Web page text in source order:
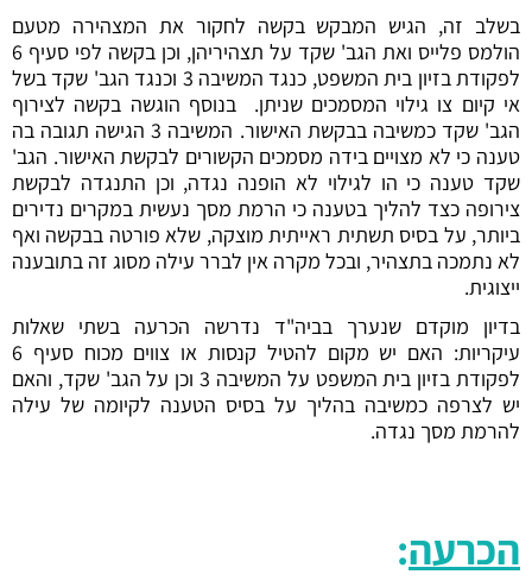
בשלב זה, הגיש המבקש בקשה לחקור את המצהירה מטעם
הולמס פלייס ואת הגב' שקד על תצהיריהן, וכן בקשה לפי סעיף 6
לפקודת בזיון בית המשפט, כנגד המשיבה 3 וכנגד הגב' שקד בשל
אי קיום צו גילוי המסמכים שניתן. בנוסף הוגשה בקשה לצירוף
הגב' שקד כמשיבה בבקשת האישור. המשיבה 3 הגישה תגובה בה
טענה כי לא מצויים בידה מסמכים הקשורים לבקשת האישור. הגב'
שקד טענה כי הו לגילוי לא הופנה נגדה, וכן התנגדה לבקשת
צירופה כצד להליך בטענה כי הרמת מסך נעשית במקרים נדירים
ביותר, על בסיס תשתית ראייתית מוצקה, שלא פורטה בבקשה ואף
לא נתמכה בתצהיר, ובכל מקרה אין לברר עילה מסוג זה בתובענה
ייצוגית.
בדיון מוקדם שנערך בביה"ד נדרשה הכרעה בשתי שאלות
עיקריות: האם יש מקום להטיל קנסות או צווים מכוח סעיף 6
לפקודת בזיון בית המשפט על המשיבה 3 וכן על הגב' שקד, והאם
יש לצרפה כמשיבה בהליך על בסיס הטענה לקיומה של עילה
להרמת מסך נגדה.
הכרעה: